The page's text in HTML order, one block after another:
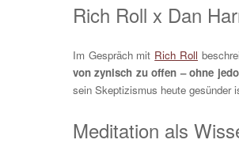
Rich Roll x Dan
Im Gespräch mit Rich Roll
von zynisch zu offen – ohne
sein Skeptizismus heute gesünder
Meditation als